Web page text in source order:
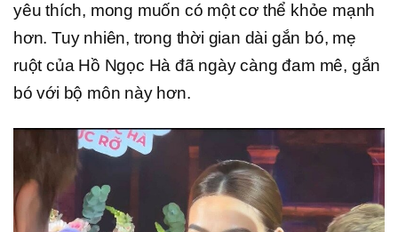
yêu thích, mong muốn có một cơ thể khỏe mạnh
hơn. Tuy nhiên, trong thời gian dài gắn bó, mẹ
ruột của Hồ Ngọc Hà đã ngày càng đam mê, gắn
bó với bộ môn này hơn.